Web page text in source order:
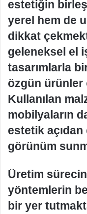
estetiğin
yerel hem de
dikkat
geleneksel el
tasarımlarla
özgün ürünler
Kullanılan
mobilyaların
estetik açıdan
görünüm
Üretim
yöntemlerin
bir yer